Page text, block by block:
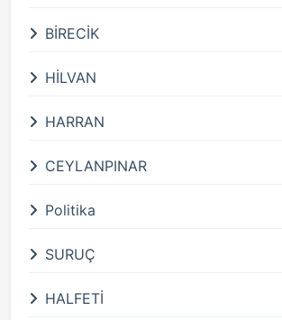
BİRECİK
HİLVAN
HARRAN
CEYLANPINAR
Politika
SURUÇ
HALFETİ